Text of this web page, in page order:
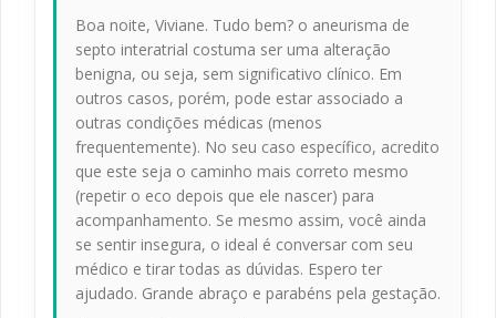
Boa noite, Viviane. Tudo bem? o aneurisma de
septo interatrial costuma ser uma alteração
benigna, ou seja, sem significativo clínico. Em
outros casos, porém, pode estar associado a
outras condições médicas (menos
frequentemente). No seu caso específico, acredito
que este seja o caminho mais correto mesmo
(repetir o eco depois que ele nascer) para
acompanhamento. Se mesmo assim, você ainda
se sentir insegura, o ideal é conversar com seu
médico e tirar todas as dúvidas. Espero ter
ajudado. Grande abraço e parabéns pela gestação.